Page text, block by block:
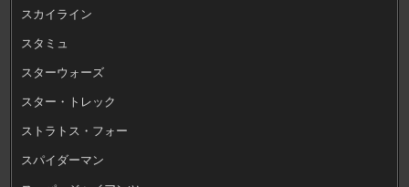
スカイライン
スタミュ
スターウォーズ
スター・トレック
ストラトス・フォー
スパイダーマン